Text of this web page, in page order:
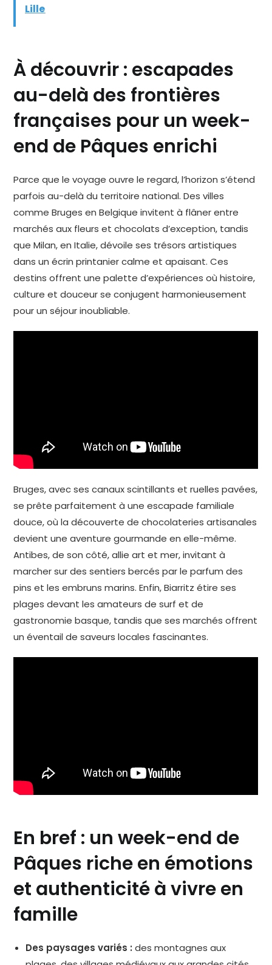
Lille
À découvrir : escapades
au-delà des frontières
françaises pour un week-
end de Pâques enrichi
Parce que le voyage ouvre le regard, l’horizon s’étend
parfois au-delà du territoire national. Des villes
comme Bruges en Belgique invitent à flâner entre
marchés aux fleurs et chocolats d’exception, tandis
que Milan, en Italie, dévoile ses trésors artistiques
dans un écrin printanier calme et apaisant. Ces
destins offrent une palette d’expériences où histoire,
culture et douceur se conjugent harmonieusement
pour un séjour inoubliable.
Bruges, avec ses canaux scintillants et ruelles pavées,
se prête parfaitement à une escapade familiale
douce, où la découverte de chocolateries artisanales
devient une aventure gourmande en elle-même.
Antibes, de son côté, allie art et mer, invitant à
marcher sur des sentiers bercés par le parfum des
pins et les embruns marins. Enfin, Biarritz étire ses
plages devant les amateurs de surf et de
gastronomie basque, tandis que ses marchés offrent
un éventail de saveurs locales fascinantes.
En bref : un week-end de
Pâques riche en émotions
et authenticité à vivre en
famille
Des paysages variés : des montagnes aux